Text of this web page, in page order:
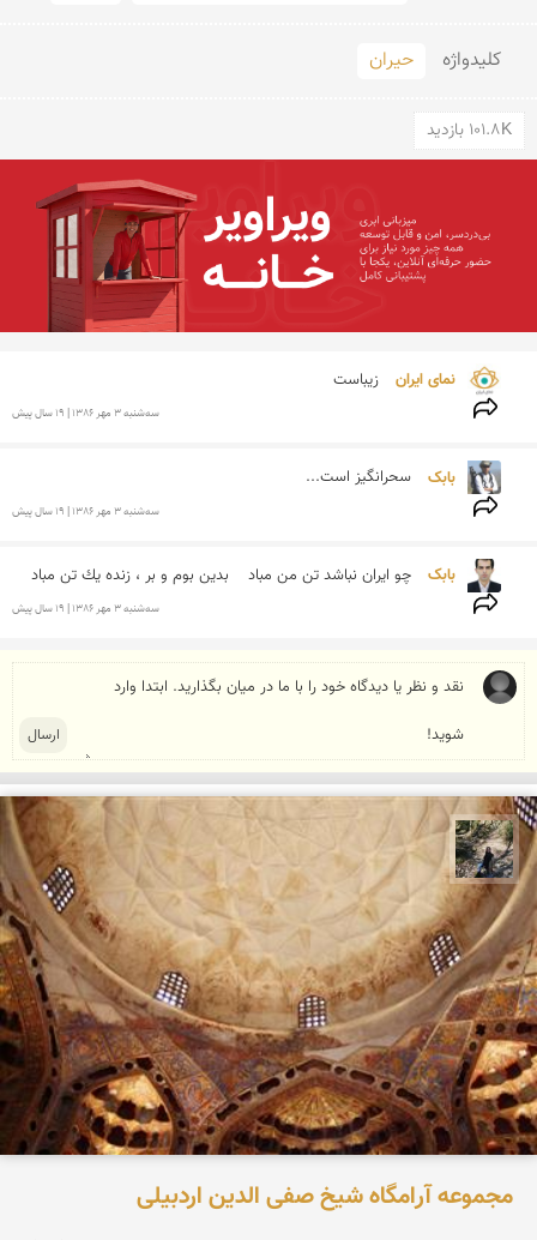
کلید‌واژه حیران
101.8K بازدید
نمای ایران زیباست
سه‌شنبه 3 مهر 1386 | 19 سال پیش
بابک سحرانگیز است...
سه‌شنبه 3 مهر 1386 | 19 سال پیش
بابک چو ایران نباشد تن من مباد    بدین بوم و بر ، زنده یك تن مباد
سه‌شنبه 3 مهر 1386 | 19 سال پیش
مونا سلطانی
مجموعه آرامگاه شیخ صفی الدین اردبیلی